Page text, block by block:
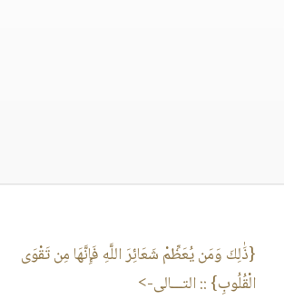
{ذَٰلِكَ وَمَن يُعَظِّمْ شَعَائِرَ اللَّهِ فَإِنَّهَا مِن تَقْوَى
الْقُلُوبِ} :: التـــالى->